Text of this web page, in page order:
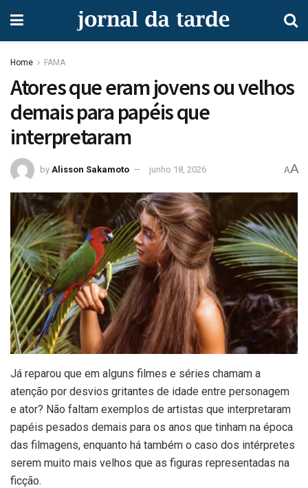
Home FAMA
Atores que eram jovens ou velhos
demais para papéis que
interpretaram
by Alisson Sakamoto junho 18, 2026 AA
Já reparou que em alguns filmes e séries chamam a
atenção por desvios gritantes de idade entre personagem
e ator? Não faltam exemplos de artistas que interpretaram
papéis pesados demais para os anos que tinham na época
das filmagens, enquanto há também o caso dos intérpretes
serem muito mais velhos que as figuras representadas na
ficção.